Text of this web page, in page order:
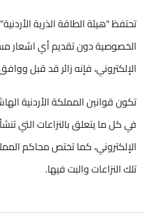
تحتفظ "هيئة الطاقة الذرية
الخصوصية دون تقديم أي اشعار
الإلكتروني، فإنه زائر قد قبل
‏تكون قوانين المملكة الأردنية
في كل ما يتعلق بالنزاعات التي
الإلكتروني، كما تختص محاكم
تلك النزاعات والبت فيها.